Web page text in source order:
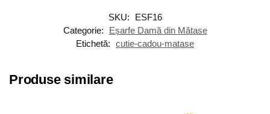
SKU:
ESF16
Categorie:
Eșarfe Damă din Mătase
Etichetă: cutie-cadou-matase
Produse similare